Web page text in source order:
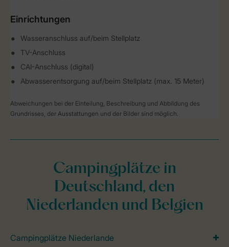
Einrichtungen
Wasseranschluss auf/beim Stellplatz
TV-Anschluss
CAI-Anschluss (digital)
Abwasserentsorgung auf/beim Stellplatz (max. 15 Meter)
Abweichungen bei der Einteilung, Beschreibung und Abbildung des
Grundrisses, der Ausstattungen und der Bilder sind möglich.
Campingplätze in
Deutschland, den
Niederlanden und Belgien
Campingplätze Niederlande